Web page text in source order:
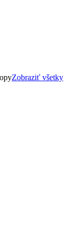
Zobraziť všetky